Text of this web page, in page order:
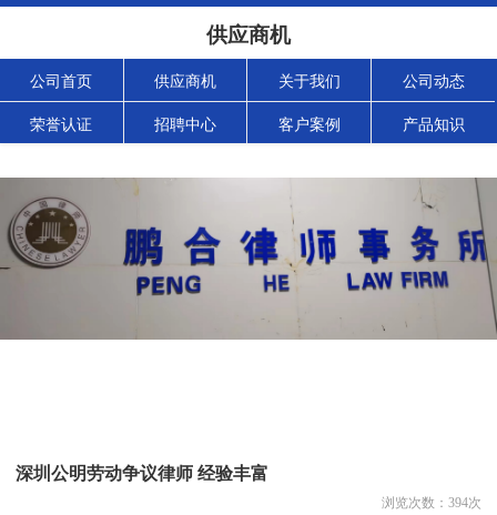
供应商机
公司首页 供应商机 关于我们 公司动态
荣誉认证 招聘中心 客户案例 产品知识
深圳公明劳动争议律师 经验丰富
浏览次数： 394次